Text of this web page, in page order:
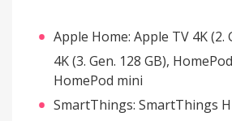
Apple Home: Apple TV 4K (2.
4K (3. Gen. 128 GB),
HomePod mini
SmartThings: SmartThings